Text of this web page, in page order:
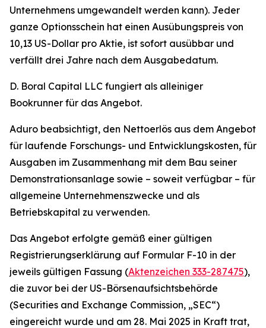
Unternehmens umgewandelt werden kann). Jeder
ganze Optionsschein hat einen Ausübungspreis von
10,13 US-Dollar pro Aktie, ist sofort ausübbar und
verfällt drei Jahre nach dem Ausgabedatum.
D. Boral Capital LLC fungiert als alleiniger
Bookrunner für das Angebot.
Aduro beabsichtigt, den Nettoerlös aus dem Angebot
für laufende Forschungs- und Entwicklungskosten, für
Ausgaben im Zusammenhang mit dem Bau seiner
Demonstrationsanlage sowie – soweit verfügbar – für
allgemeine Unternehmenszwecke und als
Betriebskapital zu verwenden.
Das Angebot erfolgte gemäß einer gültigen
Registrierungserklärung auf Formular F-10 in der
jeweils gültigen Fassung (Aktenzeichen 333-287475),
die zuvor bei der US-Börsenaufsichtsbehörde
(Securities and Exchange Commission, „SEC“)
eingereicht wurde und am 28. Mai 2025 in Kraft trat,